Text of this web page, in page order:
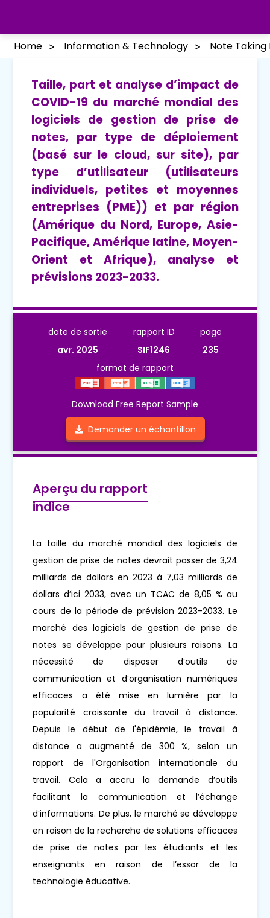
Home Information & Technology Note
Taille, part et analyse d’impact de
COVID-19 du marché mondial des
logiciels de gestion de prise de
notes, par type de déploiement
(basé sur le cloud, sur site), par
type d’utilisateur (utilisateurs
individuels, petites et moyennes
entreprises (PME)) et par région
(Amérique du Nord, Europe, Asie-
Pacifique, Amérique latine, Moyen-
Orient et Afrique), analyse et
prévisions 2023-2033.
date de sortie
avr. 2025
rapport ID
SIF1246
page
235
format de rapport
Download Free Report Sample
Demander un échantillon
Aperçu du rapport
indice
La taille du marché mondial des logiciels de
gestion de prise de notes devrait passer de 3,24
milliards de dollars en 2023 à 7,03 milliards de
dollars d’ici 2033, avec un TCAC de 8,05 % au
cours de la période de prévision 2023-2033. Le
marché des logiciels de gestion de prise de
notes se développe pour plusieurs raisons. La
nécessité de disposer d’outils de
communication et d’organisation numériques
efficaces a été mise en lumière par la
popularité croissante du travail à distance.
Depuis le début de l'épidémie, le travail à
distance a augmenté de 300 %, selon un
rapport de l'Organisation internationale du
travail. Cela a accru la demande d’outils
facilitant la communication et l’échange
d’informations. De plus, le marché se développe
en raison de la recherche de solutions efficaces
de prise de notes par les étudiants et les
enseignants en raison de l’essor de la
technologie éducative.